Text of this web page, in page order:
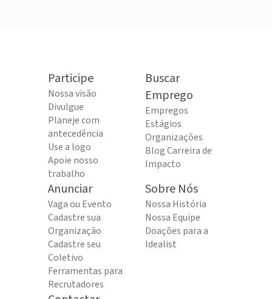
Participe
Nossa visão
Divulgue
Planeje com
antecedência
Use a logo
Apoie nosso
trabalho
Buscar
Emprego
Empregos
Estágios
Organizações
Blog Carreira de
Impacto
Anunciar
Vaga ou Evento
Cadastre sua
Organização
Cadastre seu
Coletivo
Ferramentas para
Recrutadores
Sobre Nós
Nossa História
Nossa Equipe
Doações para a
Idealist